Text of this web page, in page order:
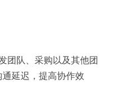
团队、采购以及其他团
延迟，提高协作效